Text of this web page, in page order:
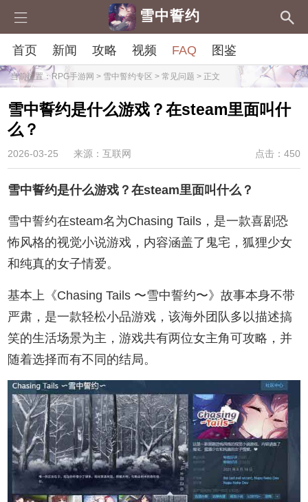
雪中誓约
首页 新闻 攻略 视频 FAQ 图鉴
当前位置：RPG手游网 > 雪中誓约专区 > 常见问题 > 正文
雪中誓约是什么游戏？在steam里面叫什
么？
2026-03-25 来源：互联网 点击：450
雪中誓约是什么游戏？在steam里面叫什么？
雪中誓约在steam名为Chasing Tails，是一款喜剧恐
怖风格的视觉小说游戏，内容涵盖了鬼宅，狐狸少女
和纯真的女子情爱。
基本上《Chasing Tails 〜雪中誓约〜》故事本身不带
严肃，是一款轻松小品游戏，该海外团队多以描述搞
笑的生活场景为主，游戏共有两位女主角可攻略，并
随着选择而有不同的结局。